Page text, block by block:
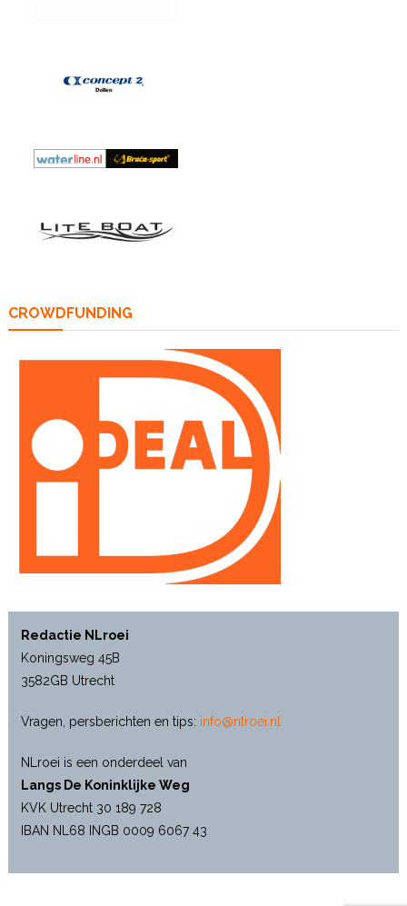
CROWDFUNDING
Redactie NLroei
Koningsweg 45B
3582GB Utrecht
Vragen, persberichten en tips: info@nlroei.nl
NLroei is een onderdeel van
Langs De Koninklijke Weg
KVK Utrecht 30 189 728
IBAN NL68 INGB 0009 6067 43